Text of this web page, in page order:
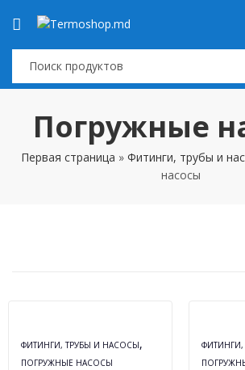
Погружные
Первая страница » Фитинги, трубы и
насосы
ФИТИНГИ, ТРУБЫ И НАСОСЫ,
ПОГРУЖНЫЕ НАСОСЫ